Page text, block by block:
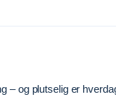
– og plutselig er